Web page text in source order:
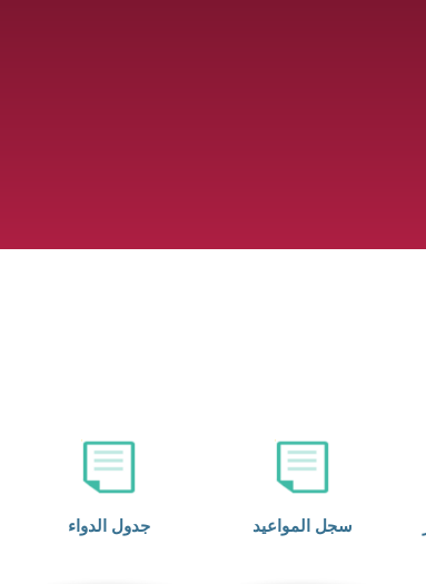
سجل المواعيد جدول الدواء